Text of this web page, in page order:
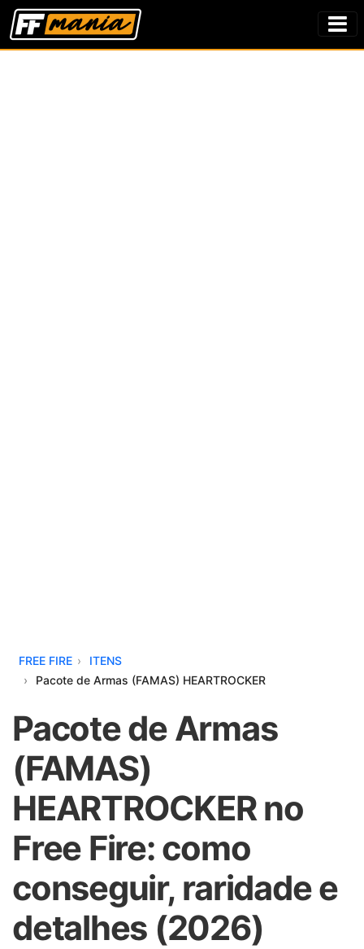
FREE FIRE
ITENS
Pacote de Armas (FAMAS) HEARTROCKER
Pacote de Armas
(FAMAS)
HEARTROCKER no
Free Fire: como
conseguir, raridade e
detalhes (2026)